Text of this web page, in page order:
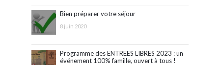
Bien préparer votre séjour
8 juin 2020
Programme des ENTREES LIBRES 2023 : un
événement 100% famille, ouvert à tous !